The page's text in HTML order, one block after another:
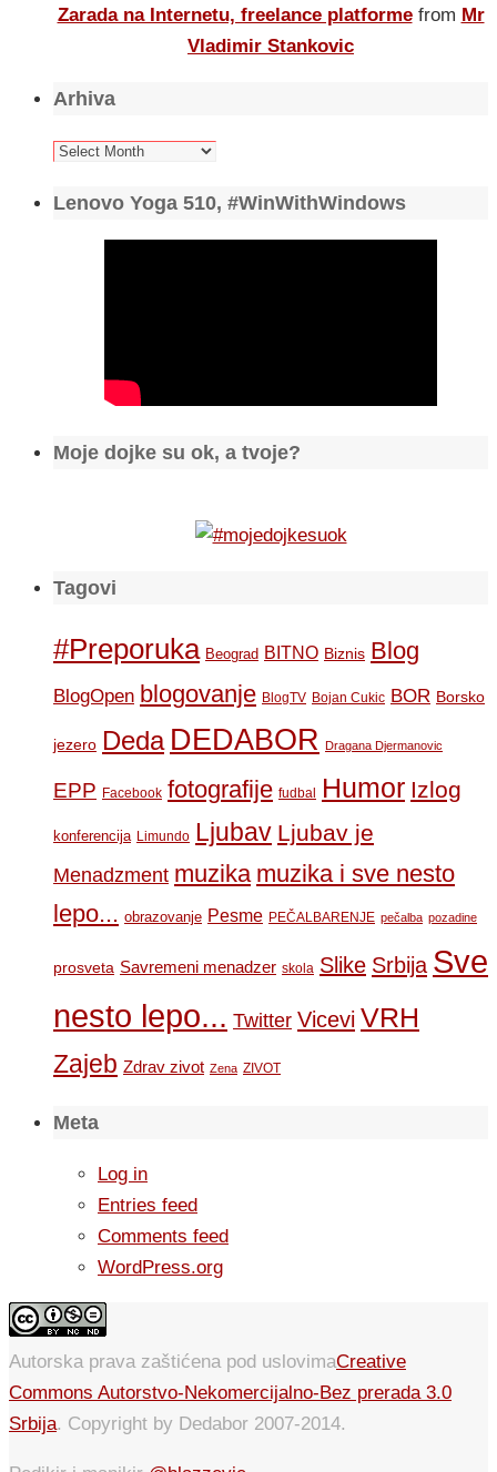
Zarada na Internetu, freelance platforme from Mr
Vladimir Stankovic
Arhiva
Arhiva
Lenovo Yoga 510, #WinWithWindows
Moje dojke su ok, a tvoje?
Tagovi
#Preporuka Beograd BITNO Biznis Blog
BlogOpen blogovanje BlogTV Bojan Cukic BOR Borsko
jezero Deda DEDABOR Dragana Djermanovic
EPP Facebook fotografije fudbal Humor Izlog
konferencija Limundo Ljubav Ljubav je
Menadzment muzika muzika i sve nesto
lepo... obrazovanje Pesme PEČALBARENJE pečalba pozadine
prosveta Savremeni menadzer skola Slike Srbija Sve
nesto lepo... Twitter Vicevi VRH
Zajeb Zdrav zivot Zena ZIVOT
Meta
Log in
Entries feed
Comments feed
WordPress.org
Autorska prava zaštićena pod uslovimaCreative
Commons Autorstvo-Nekomercijalno-Bez prerada 3.0
Srbija. Copyright by Dedabor 2007-2014.